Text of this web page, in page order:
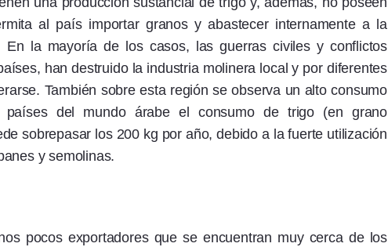
al país importar granos y abastecer internamente a la
En la mayoría de los casos, las guerras civiles y conflictos
han destruido la industria molinera local y por diferentes
También sobre esta región se observa un alto consumo
del mundo árabe el consumo de trigo (en grano
sobrepasar los 200 kg por año, debido a la fuerte utilización
y semolinas.
pocos exportadores que se encuentran muy cerca de los